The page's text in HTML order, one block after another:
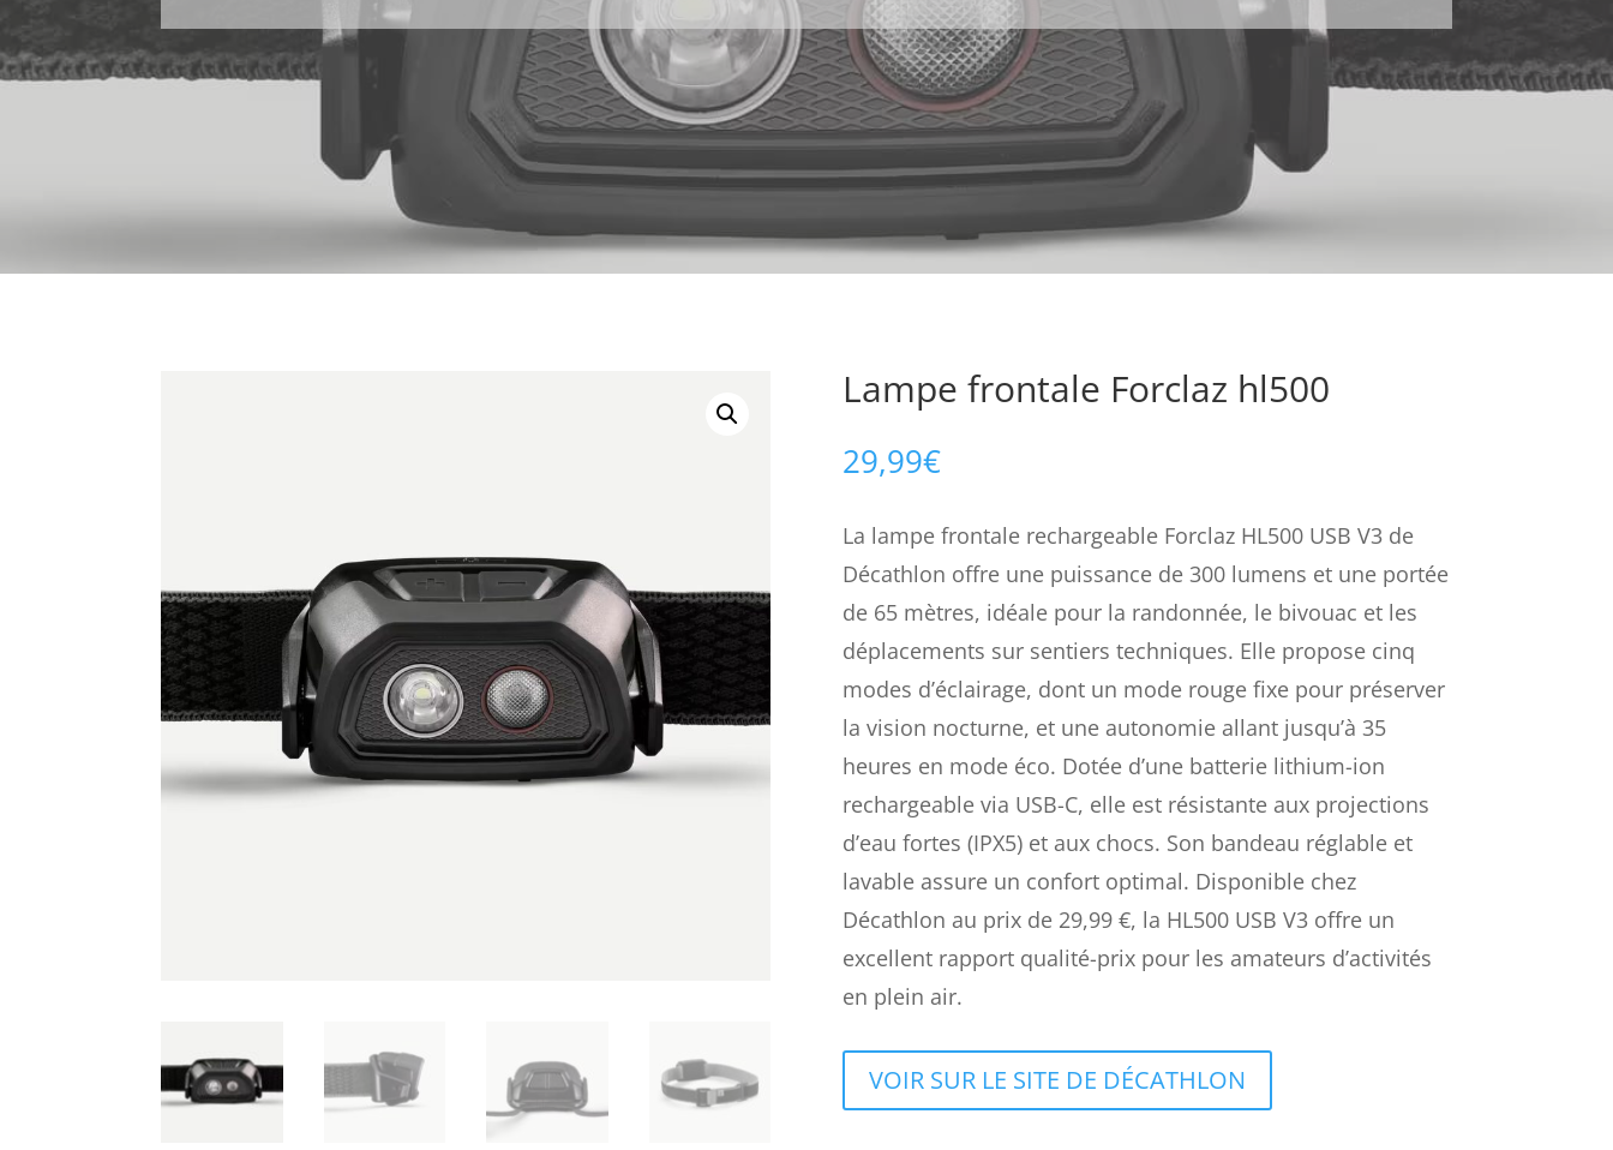
Lampe frontale Forclaz hl500
29,99€
La lampe frontale rechargeable Forclaz HL500 USB V3 de
Décathlon offre une puissance de 300 lumens et une portée
de 65 mètres, idéale pour la randonnée, le bivouac et les
déplacements sur sentiers techniques. Elle propose cinq
modes d’éclairage, dont un mode rouge fixe pour préserver
la vision nocturne, et une autonomie allant jusqu’à 35
heures en mode éco. Dotée d’une batterie lithium-ion
rechargeable via USB-C, elle est résistante aux projections
d’eau fortes (IPX5) et aux chocs. Son bandeau réglable et
lavable assure un confort optimal. Disponible chez
Décathlon au prix de 29,99 €, la HL500 USB V3 offre un
excellent rapport qualité-prix pour les amateurs d’activités
en plein air.
VOIR SUR LE SITE DE DÉCATHLON